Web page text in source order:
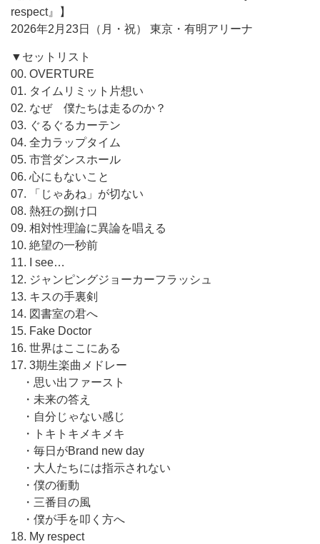
respect』】
2026年2月23日（月・祝） 東京・有明アリーナ
▼セットリスト
00. OVERTURE
01. タイムリミット片想い
02. なぜ 僕たちは走るのか？
03. ぐるぐるカーテン
04. 全力ラップタイム
05. 市営ダンスホール
06. 心にもないこと
07. 「じゃあね」が切ない
08. 熱狂の捌け口
09. 相対性理論に異論を唱える
10. 絶望の一秒前
11. I see…
12. ジャンピングジョーカーフラッシュ
13. キスの手裏剣
14. 図書室の君へ
15. Fake Doctor
16. 世界はここにある
17. 3期生楽曲メドレー
・思い出ファースト
・未来の答え
・自分じゃない感じ
・トキトキメキメキ
・毎日がBrand new day
・大人たちには指示されない
・僕の衝動
・三番目の風
・僕が手を叩く方へ
18. My respect